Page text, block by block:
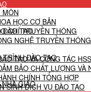
ĐÀO TẠO
TRÌNH ĐÀO TẠO
GIÁO
MÔN
HỌC CƠ BẢN
CHÍ TRUYỀN THÔNG
NGHỆ TRUYỀN THÔNG
TẠO VÀ CÔNG TÁC
BẢO CHẤT LƯỢNG VÀ
CHÍNH TỔNG HỢP
SINH DỊCH VỤ ĐÀO TẠO